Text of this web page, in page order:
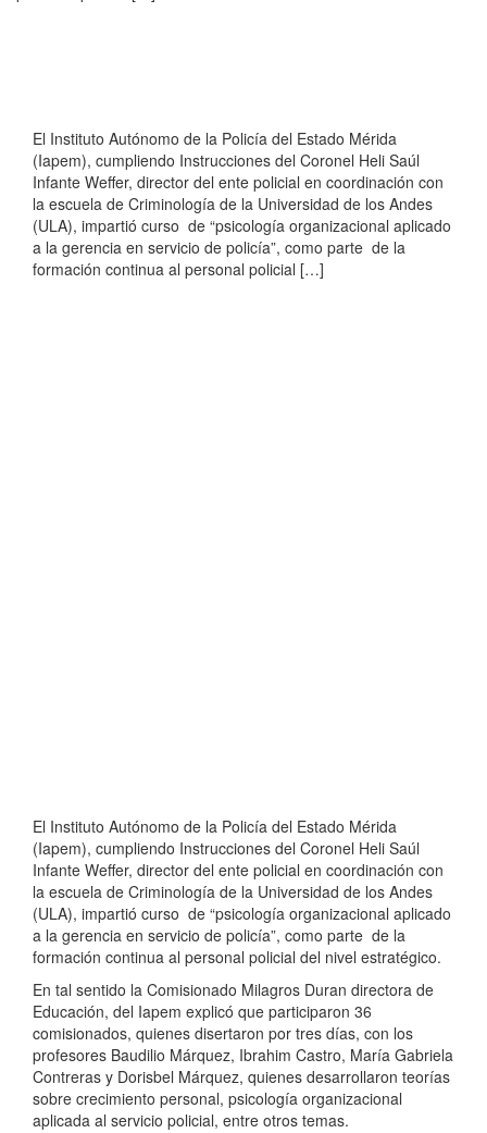
El Instituto Autónomo de la Policía del Estado Mérida
(Iapem), cumpliendo Instrucciones del Coronel Heli Saúl
Infante Weffer, director del ente policial en coordinación con
la escuela de Criminología de la Universidad de los Andes
(ULA), impartió curso de “psicología organizacional aplicado
a la gerencia en servicio de policía”, como parte de la
formación continua al personal policial […]
El Instituto Autónomo de la Policía del Estado Mérida
(Iapem), cumpliendo Instrucciones del Coronel Heli Saúl
Infante Weffer, director del ente policial en coordinación con
la escuela de Criminología de la Universidad de los Andes
(ULA), impartió curso de “psicología organizacional aplicado
a la gerencia en servicio de policía”, como parte de la
formación continua al personal policial del nivel estratégico.
En tal sentido la Comisionado Milagros Duran directora de
Educación, del Iapem explicó que participaron 36
comisionados, quienes disertaron por tres días, con los
profesores Baudilio Márquez, Ibrahim Castro, María Gabriela
Contreras y Dorisbel Márquez, quienes desarrollaron teorías
sobre crecimiento personal, psicología organizacional
aplicada al servicio policial, entre otros temas.